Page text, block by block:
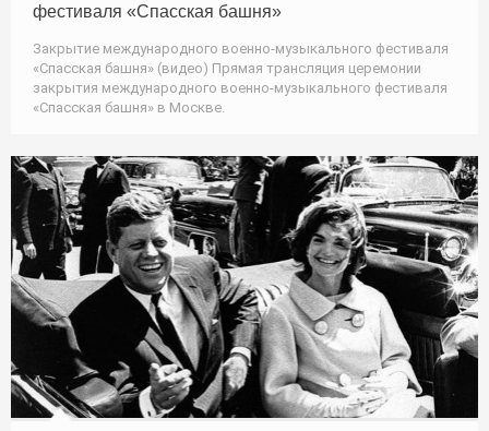
фестиваля «Спасская башня»
Закрытие международного военно-музыкального фестиваля
«Спасская башня» (видео) Прямая трансляция церемонии
закрытия международного военно-музыкального фестиваля
«Спасская башня» в Москве.